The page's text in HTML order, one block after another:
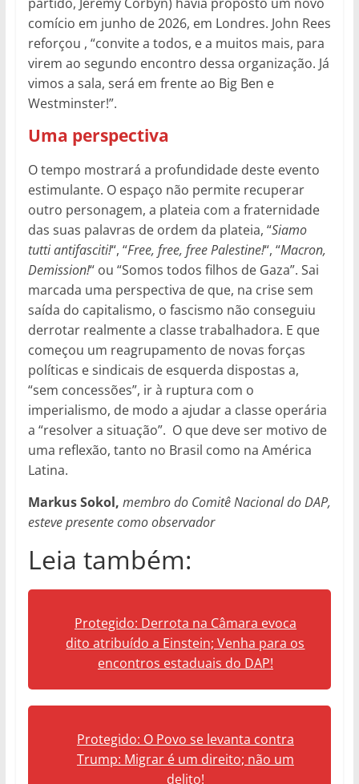
comício em junho de 2026, em Londres. John Rees
reforçou , “convite a todos, e a muitos mais, para
virem ao segundo encontro dessa organização. Já
vimos a sala, será em frente ao Big Ben e
Westminster!”.
Uma perspectiva
O tempo mostrará a profundidade deste evento
estimulante. O espaço não permite recuperar
outro personagem, a plateia com a fraternidade
das suas palavras de ordem da plateia, “Siamo
tutti antifasciti!“, “Free, free, free Palestine!“, “Macron,
Demission!“ ou “Somos todos filhos de Gaza”. Sai
marcada uma perspectiva de que, na crise sem
saída do capitalismo, o fascismo não conseguiu
derrotar realmente a classe trabalhadora. E que
começou um reagrupamento de novas forças
políticas e sindicais de esquerda dispostas a,
“sem concessões”, ir à ruptura com o
imperialismo, de modo a ajudar a classe operária
a “resolver a situação”. O que deve ser motivo de
uma reflexão, tanto no Brasil como na América
Latina.
Markus Sokol, membro do Comitê Nacional do DAP,
esteve presente como observador
Leia também:
Protegido: Derrota na Câmara evoca
dito atribuído a Einstein; Venha para os
encontros estaduais do DAP!
Protegido: O Povo se levanta contra
Trump: Migrar é um direito; não um
delito!